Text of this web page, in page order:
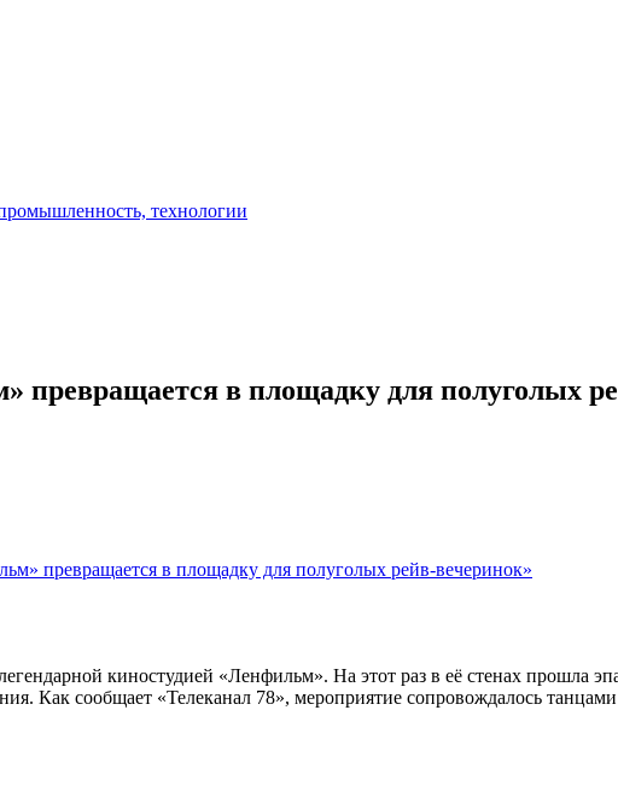
превращается в площадку для полуголых
превращается в площадку для полуголых рейв-вечеринок»
киностудией «Ленфильм». На этот раз в её стенах прошла
Как сообщает «Телеканал 78», мероприятие сопровождалось